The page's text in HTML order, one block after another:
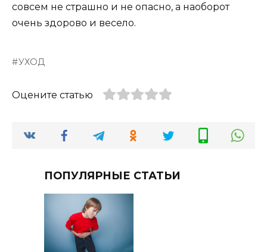
совсем не страшно и не опасно, а наоборот
очень здорово и весело.
УХОД
Оцените статью
ПОПУЛЯРНЫЕ СТАТЬИ